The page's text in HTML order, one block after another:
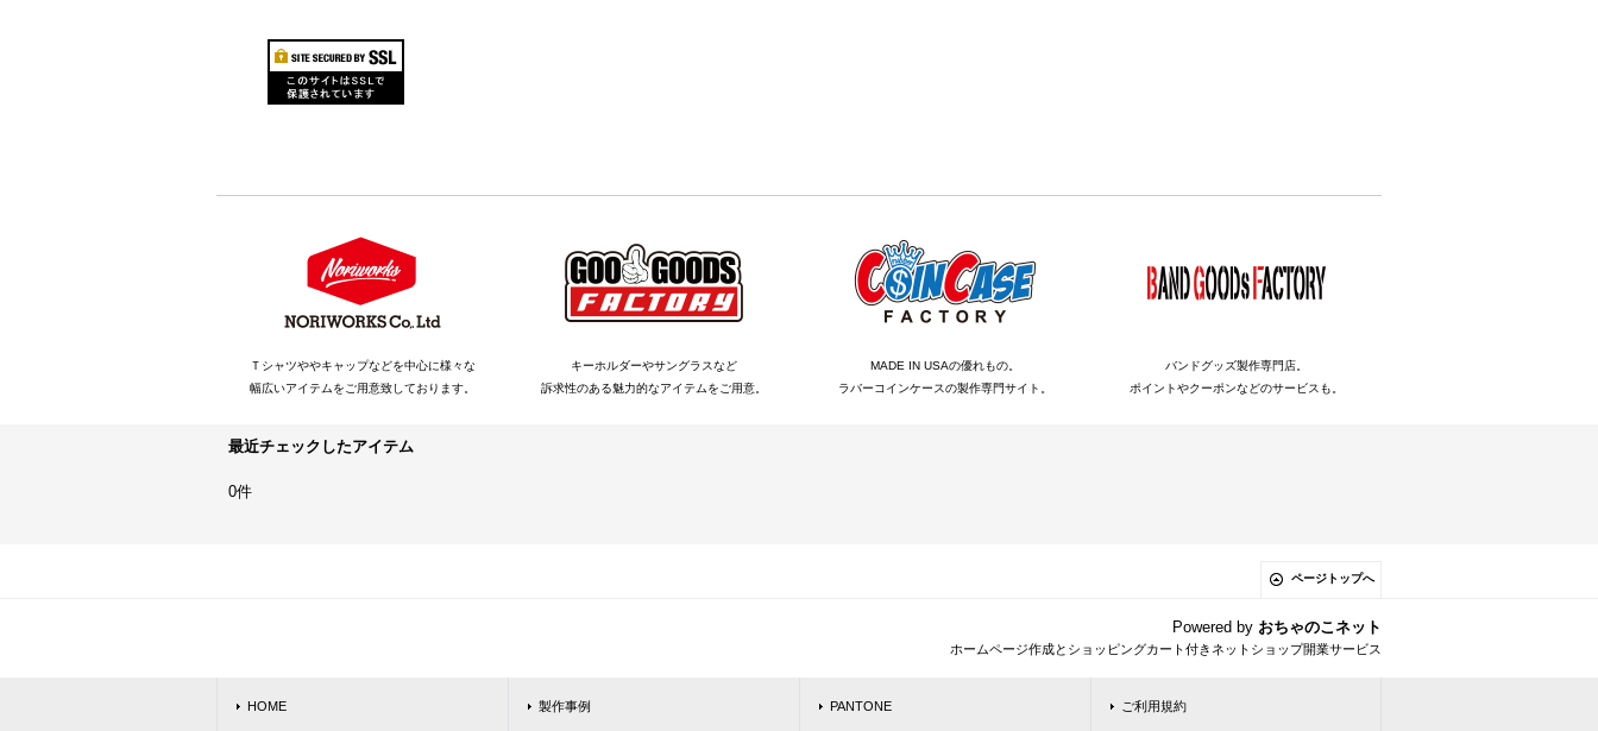
Ｔシャツややキャップなどを中心に様々な
幅広いアイテムをご用意致しております。
キーホルダーやサングラスなど
訴求性のある魅力的なアイテムをご用意。
MADE IN USAの優れもの。
ラバーコインケースの製作専門サイト。
バンドグッズ製作専門店。
ポイントやクーポンなどのサービスも。
最近チェックしたアイテム
0件
ページトップへ
Powered by おちゃのこネット
ホームページ作成とショッピングカート付きネットショップ開業サービス
HOME 製作事例 PANTONE ご利用規約